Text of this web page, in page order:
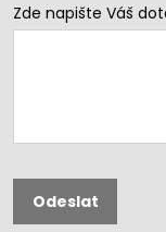
Zde napište Váš
Odeslat